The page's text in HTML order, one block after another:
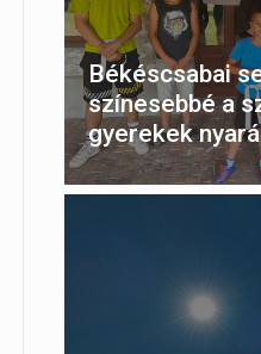
Békéscsabai
színesebbé a
gyerekek